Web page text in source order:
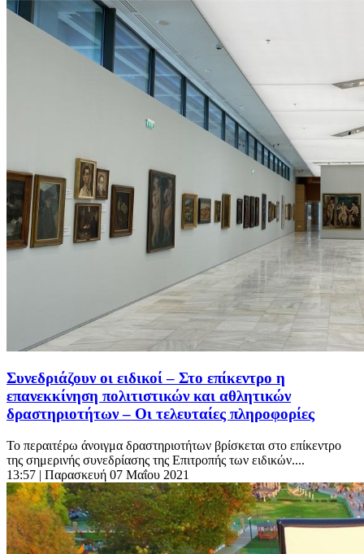
Συνεδριάζουν οι ειδικοί – Στο επίκεντρο η
επανεκκίνηση πολιτιστικών και αθλητικών
δραστηριοτήτων – Οι τελευταίες πληροφορίες
Το περαιτέρω άνοιγμα δραστηριοτήτων βρίσκεται στο επίκεντρο
της σημερινής συνεδρίασης της Επιτροπής των ειδικών....
13:57 | Παρασκευή 07 Μαΐου 2021